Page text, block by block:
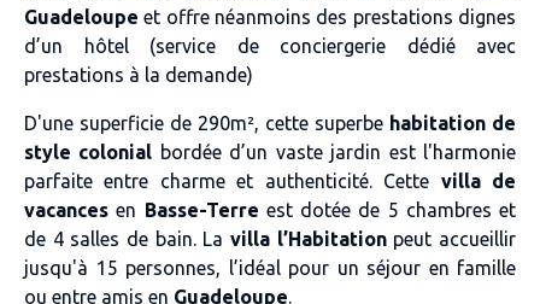
Guadeloupeet offre néanmoins des prestations dignes
d’un hôtel (service de conciergerie dédié avec
prestations à la demande)
D'une superficie de 290m², cette superbe habitation de
style colonial bordée d’un vaste jardin est l'harmonie
parfaite entre charme et authenticité. Cette villa de
vacances en Basse-Terre est dotée de 5 chambres et
de 4 salles de bain. La villa l’Habitationpeut accueillir
jusqu'à 15 personnes, l’idéal pour un séjour en famille
ou entre amis en Guadeloupe.